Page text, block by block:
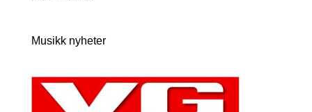
Musikk nyheter